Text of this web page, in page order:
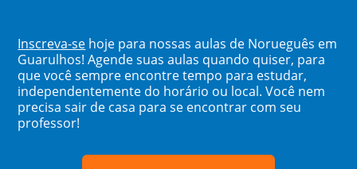
Inscreva-se hoje para nossas aulas de Norueguês em
Guarulhos! Agende suas aulas quando quiser, para
que você sempre encontre tempo para estudar,
independentemente do horário ou local. Você nem
precisa sair de casa para se encontrar com seu
professor!